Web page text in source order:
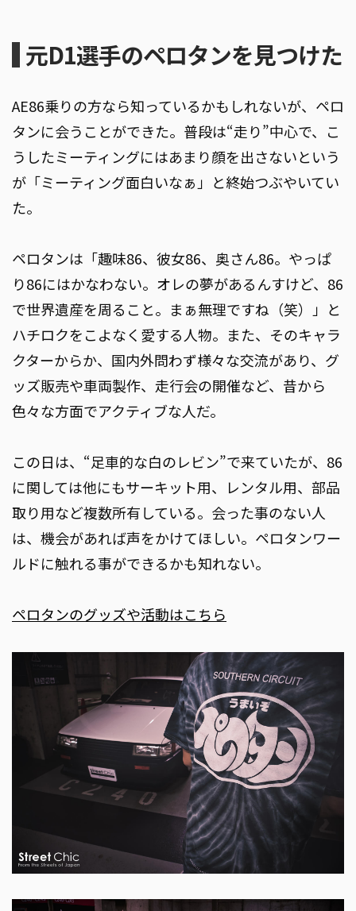
元D1選手のペロタンを見つけた
AE86乗りの方なら知っているかもしれないが、ペロ
タンに会うことができた。普段は“走り”中心で、こ
うしたミーティングにはあまり顔を出さないという
が「ミーティング面白いなぁ」と終始つぶやいてい
た。
ペロタンは「趣味86、彼女86、奥さん86。やっぱ
り86にはかなわない。オレの夢があるんすけど、86
で世界遺産を周ること。まぁ無理ですね（笑）」と
ハチロクをこよなく愛する人物。また、そのキャラ
クターからか、国内外問わず様々な交流があり、グ
ッズ販売や車両製作、走行会の開催など、昔から
色々な方面でアクティブな人だ。
この日は、“足車的な白のレビン”で来ていたが、86
に関しては他にもサーキット用、レンタル用、部品
取り用など複数所有している。会った事のない人
は、機会があれば声をかけてほしい。ペロタンワー
ルドに触れる事ができるかも知れない。
ペロタンのグッズや活動はこちら